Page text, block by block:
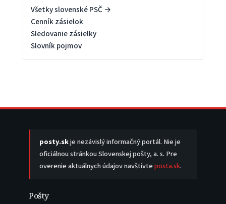
Všetky slovenské PSČ →
Cenník zásielok
Sledovanie zásielky
Slovník pojmov
posty.skje nezávislý informačný portál. Nie je
oficiálnou stránkou Slovenskej pošty, a. s. Pre
overenie aktuálnych údajov navštívteposta.sk.
Pošty